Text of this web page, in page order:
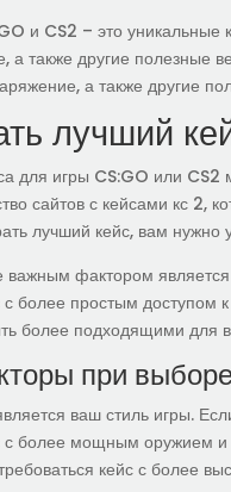
и CS2 – это уникальные
а также другие полезные
а также другие
лучший
для игры CS:GO или
сайтов с кейсами кс 2,
лучший кейс, вам нужно
фактором
с более простым
более подходящими для
при
ваш стиль игры.
с более мощным оружием
кейс с более